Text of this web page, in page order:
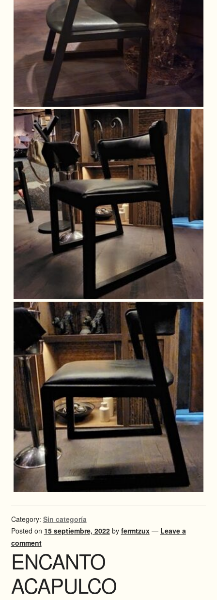
Category: Sin categoría
Posted on 15 septiembre, 2022 by fermtzux — Leave a
comment
ENCANTO
ACAPULCO